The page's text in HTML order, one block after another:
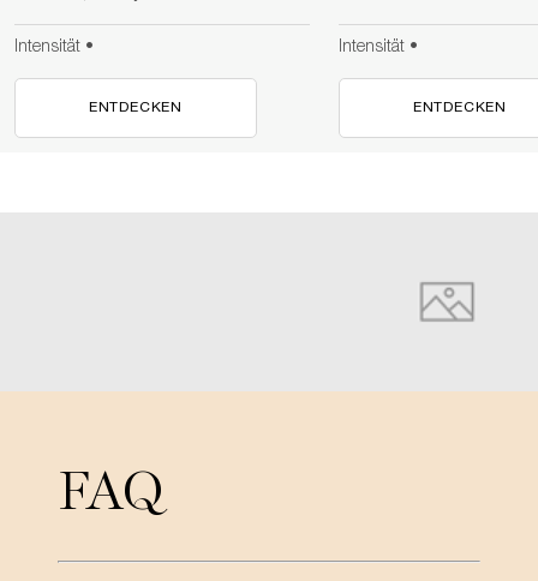
Intensität •
ENTDECKEN
Intensität •
ENTDECKEN
FAQ